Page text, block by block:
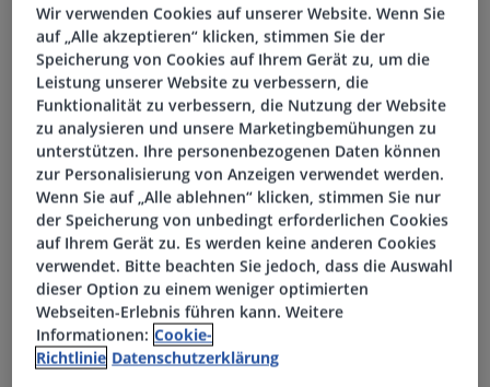
Präsentationen und Berichten
Koordination sowie Vor- und Nachbereitung von
Meetings, Protokollführung bei Besprechungen und
Nachverfolgung von Aufgaben
Verantwortung für Terminplanung und -überwachung
Reiseplanung
Eventkoordination
Unterstützung bei Verwaltungstätikeiten
Ihr Profil
Erfolgreich abgeschlossene kaufmännische Ausbildung
oder eine vergleichbare Qualifikation
Wir verwenden Cookies auf unserer Website. Wenn Sie
auf „Alle akzeptieren“ klicken, stimmen Sie der
Speicherung von Cookies auf Ihrem Gerät zu, um die
Leistung unserer Website zu verbessern, die
Funktionalität zu verbessern, die Nutzung der Website
zu analysieren und unsere Marketingbemühungen zu
unterstützen. Ihre personenbezogenen Daten können
zur Personalisierung von Anzeigen verwendet werden.
Wenn Sie auf „Alle ablehnen“ klicken, stimmen Sie nur
der Speicherung von unbedingt erforderlichen Cookies
auf Ihrem Gerät zu. Es werden keine anderen Cookies
verwendet. Bitte beachten Sie jedoch, dass die Auswahl
dieser Option zu einem weniger optimierten
Webseiten-Erlebnis führen kann. Weitere
Informationen: Cookie-
Richtlinie Datenschutzerklärung